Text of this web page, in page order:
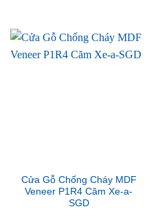
Cửa Gỗ Chống Cháy MDF
Veneer P1R4 Căm Xe-a-
SGD